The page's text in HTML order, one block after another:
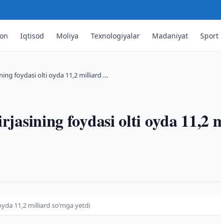
Iqtisod Moliya Texnologiyalar Madaniyat Sport
foydasi olti oyda 11,2 milliard …
foydasi olti oyda 11,2
11,2 milliard so‘mga yetdi